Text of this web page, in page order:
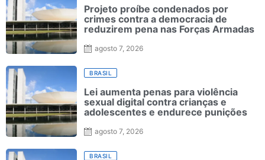
Projeto proíbe condenados por
crimes contra a democracia de
reduzirem pena nas Forças Armadas
agosto 7, 2026
BRASIL
Lei aumenta penas para violência
sexual digital contra crianças e
adolescentes e endurece punições
agosto 7, 2026
BRASIL